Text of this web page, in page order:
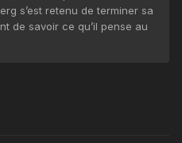
s’est retenu de terminer sa
de savoir ce qu’il pense au